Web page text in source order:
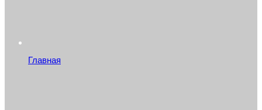
Главная